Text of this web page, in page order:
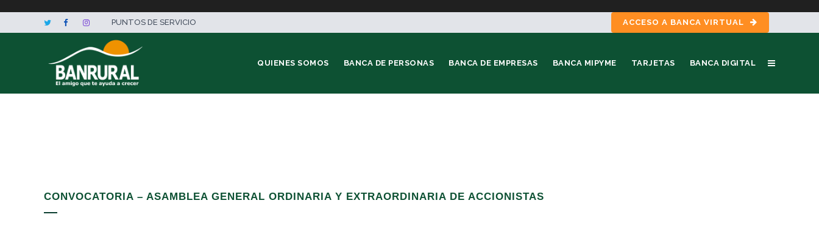
PUNTOS DE SERVICIO ACCESO A BANCA VIRTUAL
QUIENES SOMOS BANCA DE PERSONAS BANCA DE EMPRESAS BANCA MIPYME TARJETAS BANCA DIGITAL
CONVOCATORIA – ASAMBLEA GENERAL ORDINARIA Y EXTRAORDINARIA DE ACCIONISTAS